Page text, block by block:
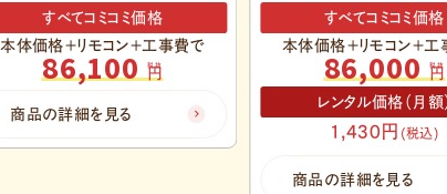
すべてコミコミ価格
本体価格＋リモコン＋工事費で
86,000円
税抜
すべてコミコミ価格
本体価格＋リモコン＋工
80,600円
税抜
商品の詳細を見る